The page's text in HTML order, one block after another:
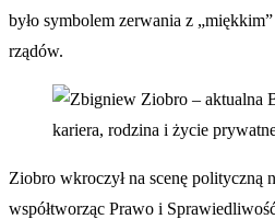
było symbolem zerwania z
rządów.
Ziobro wkroczył na scenę polityczną
współtworząc Prawo i